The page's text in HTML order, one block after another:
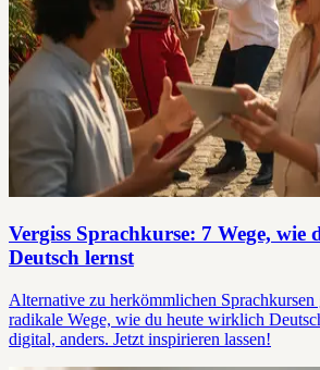
Vergiss Sprachkurse: 7 Wege, wie
Deutsch lernst
Alternative zu herkömmlichen Sprachkursen
radikale Wege, wie du heute wirklich
digital, anders. Jetzt inspirieren lassen!